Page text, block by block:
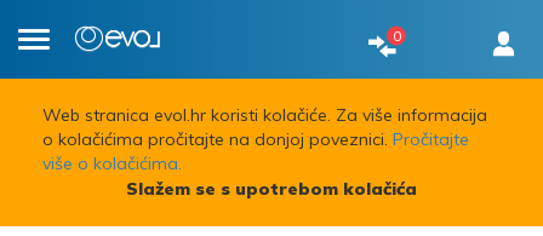
0
Toggle
Web stranica evol.hr koristi kolačiće. Za više informacija
o kolačićima pročitajte na donjoj poveznici. Pročitajte
više o kolačićima.
Slažem se s upotrebom kolačića